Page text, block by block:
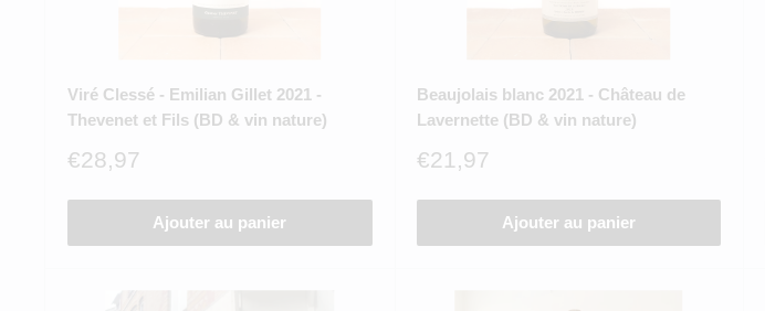
Viré Clessé - Emilian Gillet 2021 -
Thevenet et Fils (BD & vin nature)
Prix
€28,97
Ajouter au panier
Beaujolais blanc 2021 - Château de
Lavernette (BD & vin nature)
Prix
€21,97
Ajouter au panier